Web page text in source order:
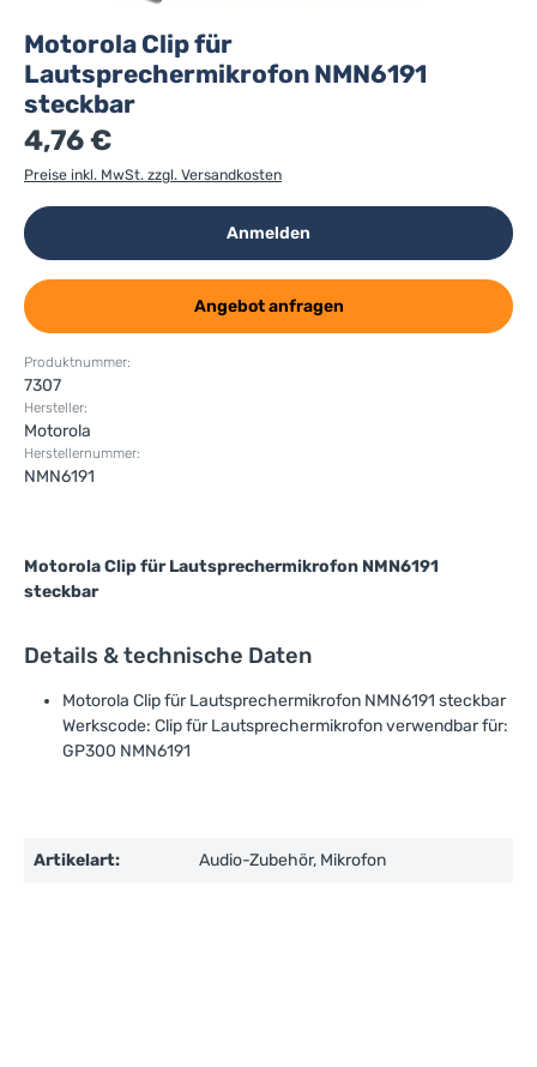
Motorola Clip für
Lautsprechermikrofon NMN6191
steckbar
4,76 €
Preise inkl. MwSt. zzgl. Versandkosten
Anmelden
Angebot anfragen
Produktnummer:
7307
Hersteller:
Motorola
Herstellernummer:
NMN6191
Motorola Clip für Lautsprechermikrofon NMN6191
steckbar
Details & technische Daten
Motorola Clip für Lautsprechermikrofon NMN6191 steckbar
Werkscode: Clip für Lautsprechermikrofon verwendbar für:
GP300 NMN6191
Artikelart: Audio-Zubehör, Mikrofon